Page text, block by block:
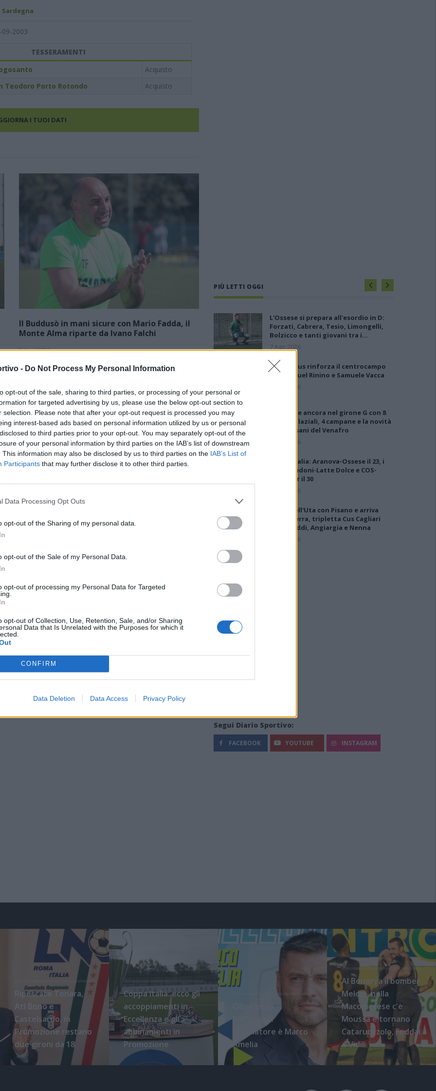
- Do Not Process My Personal Information
opt-out of the sale, sharing to third parties, or processing of your personal or
for targeted advertising by us, please use the below opt-out section to
selection. Please note that after your opt-out request is processed you may
interest-based ads based on personal information utilized by us or personal
to third parties prior to your opt-out. You may separately opt-out of the
of your personal information by third parties on the IAB’s list of downstream
This information may also be disclosed by us to third parties on the IAB’s List of
Participants that may further disclose it to other third parties.
Data Processing Opt Outs
opt-out of the Sharing of my personal data.
opt-out of the Sale of my Personal Data.
opt-out of processing my Personal Data for Targeted
opt-out of Collection, Use, Retention, Sale, and/or Sharing
Data that Is Unrelated with the Purposes for which it
CONFIRM
Data Deletion Data Access Privacy Policy
09-2003
TESSERAMENTI
Acquisto
Teodoro Porto Rotondo Acquisto
I TUOI DATI
Il Buddusò in mani sicure con Mario Fadda, il
Monte Alma riparte da Ivano Falchi
5 Ago 2026
Con l'apertura dei tesseramenti dei calciatori a partire dall'1
delle trattative…
Colpo dell'Uta con Pisano e arriva
anche Serra, tripletta Cus Cagliari
con Piroddi, Angiargia e Nenna
5 Ago 2026
L'Atletico Cagliari di Saba prende
duro
4 Ago 2026
portiere Fadda, altro colpo Coghinas
28 Lug 2026
PIÙ LETTI OGGI
L'Ossese si prepara all'esordio in D:
Forzati, Cabrera, Tesio, Limongelli,
Bolzicco e tanti giovani tra i…
7 Ago 2026
Il Selargius rinforza il centrocampo
con Manuel Rinino e Samuele Vacca
6 Ago 2026
Le 5 sarde ancora nel girone G con 8
squadre laziali, 4 campane e la novità
dei molisani del Venafro
6 Ago 2026
Coppa Italia: Aranova-Ossese il 23, i
derby Budoni-Latte Dolce e COS-
Monastir il 30
6 Ago 2026
Colpo dell'Uta con Pisano e arriva
anche Serra, tripletta Cus Cagliari
con Piroddi, Angiargia e Nenna
5 Ago 2026
Segui Diario Sportivo:
FACEBOOK YOUTUBE INSTAGRAM
Ripescate Tonara,
Atl Bono e
Castelsardo, in
Promozione restano
due gironi da 18
Coppa Italia: ecco gli
accoppiamenti in
Eccellenza e gli
abbinamenti in
Promozione
l'ufficialità:
l'allenatore è Marco
Amelia
Al Bonorva il bomber
Meloni, nella
Macomerese c'è
Moussa e tornano
Cataruozzolo, Foddai
e Vidili